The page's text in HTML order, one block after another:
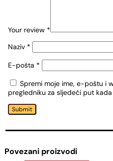
Your review *
Naziv *
E-pošta *
Spremi moje ime, e-poštu i
pregledniku za sljedeći put
Submit
Povezani proizvodi